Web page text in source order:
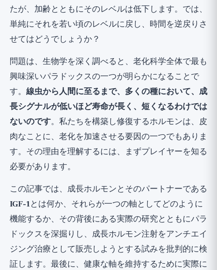
研究3：ラロン症候群、パラドックスの人間、
GH/IGF-1軸を自然に健康的にサポートする
方法
研究から何を学ぶべきか？
広い視点
たが、加齢とともにそのレベルは低下します。では、
単純にそれを若い頃のレベルに戻し、時間を逆戻りさ
せてはどうでしょうか？
問題は、生物学を深く調べると、老化科学全体で最も
興味深いパラドックスの一つが明らかになることで
す。 線虫から人間に至るまで、多くの種において、成
長シグナルが低いほど寿命が長く、短くなるわけでは
ないのです。私たちを構築し修復するホルモンは、皮
肉なことに、老化を加速させる要因の一つでもありま
す。その理由を理解するには、まずプレイヤーを知る
必要があります。
この記事では、成長ホルモンとそのパートナーである
IGF-1とは何か、それらが一つの軸としてどのように
機能するか、その背後にある実際の研究とともにパラ
ドックスを深掘りし、成長ホルモン注射をアンチエイ
ジング治療として販売しようとする試みを批判的に検
証します。最後に、健康な軸を維持するために実際に